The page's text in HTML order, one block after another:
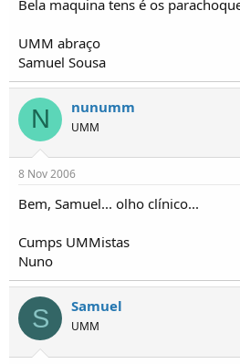
Bela maquina tens é os
UMM abraço
Samuel Sousa
N nunumm
UMM
8 Nov 2006
Bem, Samuel... olho clínico...
Cumps UMMistas
Nuno
S Samuel
UMM